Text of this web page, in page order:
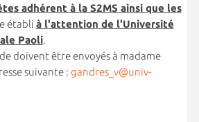
adhérent à la S2MS ainsi que les
établi à l'attention de l'Université
Paoli.
doivent être envoyés à madame
suivante : gandres_v@univ-